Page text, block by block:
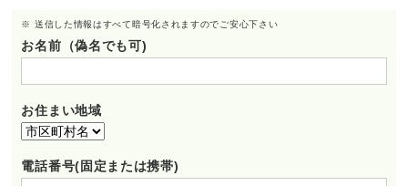
※ 送信した情報はすべて暗号化されますのでご安心下さい
お名前（偽名でも可)
お住まい地域
電話番号(固定または携帯)